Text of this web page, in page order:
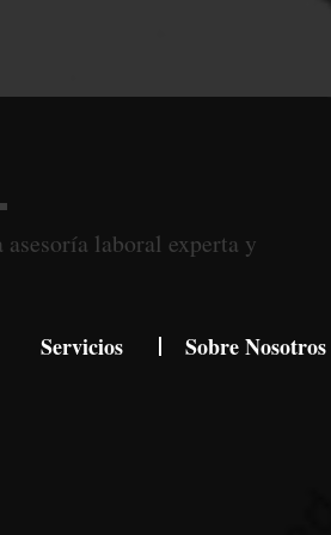
Servicios Sobre Nosotros
asesoría laboral experta y